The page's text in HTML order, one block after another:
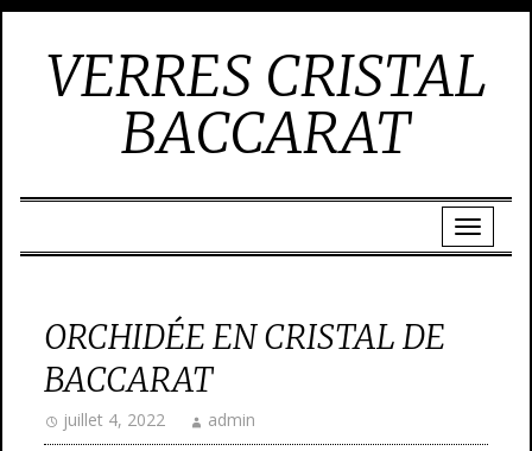
VERRES CRISTAL
BACCARAT
ORCHIDÉE EN CRISTAL DE
BACCARAT
juillet 4, 2022 admin